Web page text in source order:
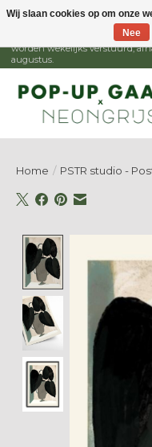
1 - 15 augustus is de winkel
worden wekelijks verstuurd,
augustus.
Home / PSTR studio -
Wij slaan cookies op om onze
Nee